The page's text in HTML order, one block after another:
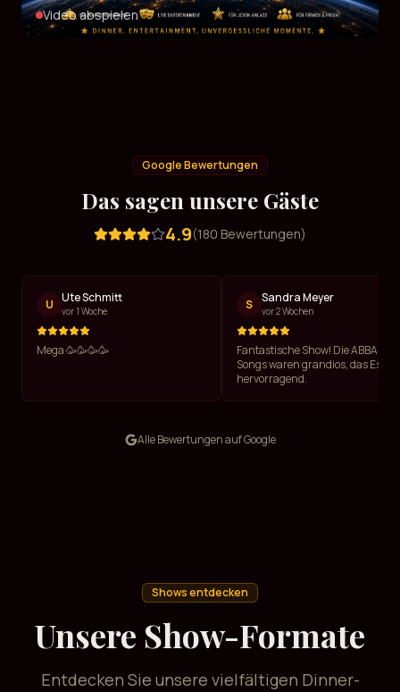
Video abspielen
Google Bewertungen
Das sagen unsere Gäste
4.9(180 Bewertungen)
U Ute Schmitt
vor 1 Woche
Mega 🥳🥳🥳🥳
S Sandra Meyer
vor 2 Wochen
Fantastische Show! Die ABBA-
Songs waren grandios, das Essen
hervorragend.
Alle Bewertungen auf Google
Shows entdecken
Unsere Show-Formate
Entdecken Sie unsere vielfältigen Dinner-